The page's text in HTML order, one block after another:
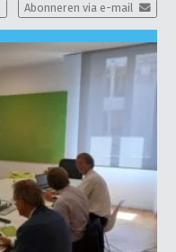
Abonneren via e-mail